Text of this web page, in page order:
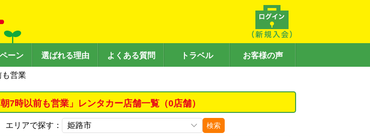
ーン 選ばれる理由 よくある質問 トラベル お客様の声
営業
7時以前も営業」レンタカー店舗一覧（0店舗）
エリアで探す： 検索